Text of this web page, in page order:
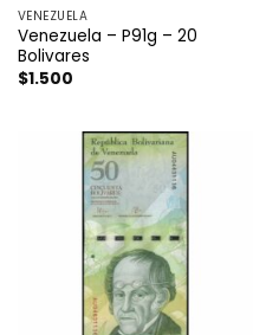
VENEZUELA
Venezuela – P91g – 20
Bolivares
$1.500